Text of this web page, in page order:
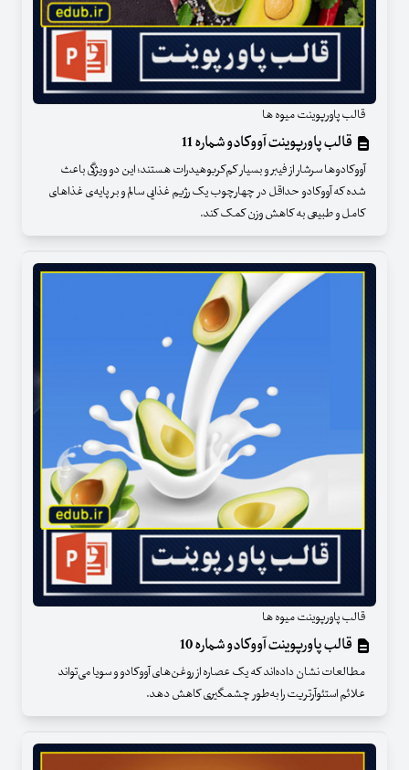
قالب پاورپوینت میوه ها
قالب پاورپوینت آووکادو شماره 11
آووکادوها سرشار از فیبر و بسیار کم‌کربوهیدرات هستند؛ این دو ویژگی باعث
شده که آووکادو حداقل در چهارچوب یک رژیم غذایی سالم و بر پایه‌ی غذاهای
کامل و طبیعی به کاهش وزن کمک کند.
قالب پاورپوینت میوه ها
قالب پاورپوینت آووکادو شماره 10
مطالعات نشان داده‌اند که یک عصاره از روغن‌های آووکادو و سویا می‌تواند
علائم استئوآرتریت را به‌طور چشمگیری کاهش دهد.